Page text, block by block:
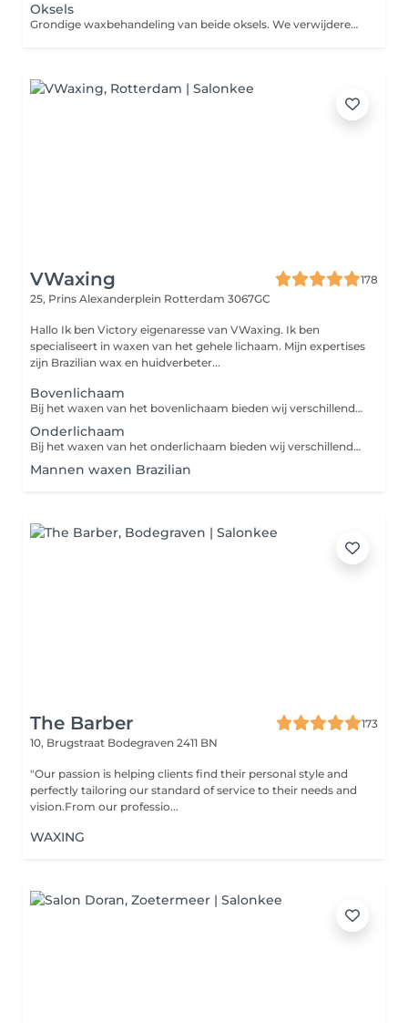
Oksels
Grondige waxbehandeling van beide oksels. We verwijderen de haartjes met de wortel, waardoor je weken lang glad blijft en irritatie door scheren voorkomt.
VWaxing
178
25, Prins Alexanderplein Rotterdam 3067GC
Hallo Ik ben Victory eigenaresse van VWaxing. Ik ben
specialiseert in waxen van het gehele lichaam. Mijn expertises
zijn Brazilian wax en huidverbeter...
Bovenlichaam
Bij het waxen van het bovenlichaam bieden wij verschillende opties om ongewenste haartjes effectief te verwijderen. U kunt kiezen uit de bovenstaande opties. Onze waxbehandelingen zorgen voor een gladde huid met minimale irritatie.
Onderlichaam
Bij het waxen van het onderlichaam bieden wij verschillende opties om ongewenste haartjes effectief te verwijderen. U kunt kiezen uit de bovenstaande opties. Onze waxbehandelingen zorgen voor een gladde huid met minimale irritatie.
Mannen waxen Brazilian
The Barber
173
10, Brugstraat Bodegraven 2411 BN
"Our passion is helping clients find their personal style and
perfectly tailoring our standard of service to their needs and
vision.From our professio...
WAXING